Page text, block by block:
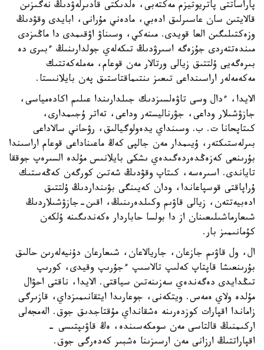
پاراساتتى پاتريوتيزم مەكتەبى، ەلدىكتى قادىرلەۋدىڭ نەگىزىن
قالايتىن سان عاسىرلىق ادەبي، مادەني مۇرانى، ابايدى وقۋدىڭ
وزەكتىلىگىن العا قويدى. مىنەكي، وسىناۋ اۋقىمدى دا ماڭىزدى
مىندەتتەردى جۇزەگە اسىرۋدىڭ تىكەلەي جولدارىنىڭ ءبىرى دە
بىرەگەيى ۇلتتىق زيالى ورتالار مەن قوعام، مەملەكەتتىك
مەكەمەلەر اراسىنداعى تىعىز ىنتىماقتاستىق پەن بايلانىستا.
الايدا، ءدال وسى تاۋەلسىزدىك جىلدارىندا عىلىم اكادەمياسى،
جازۋشىلار وداعى، جۋرناليستەر وداعى، تەاتر ۇجىمدارى،
كىتاپحانا ت. ب. وسىنداي يدەولوگيالىق، رۋحاني سالاداعى
بىرلەستىكتەر، ۇيىمدار مەن جالپى كەڭ ماعىناداعى قوعام اراسىندا
بۇرىنعى كەزەڭدەردەگىدەي ىشكى بايلانىس مۇلدە السىرەپ جوققا
تاياندى. اسىرەسە، كىتاپ وقۋدىڭ شەتىن كورگەن كەڭەستىك
ۇراپاقتى قوسپاعاندا، ودان كەيىنگى بۋىنداردىڭ ۇلتتىق
ادەبيەتتەن، زيالى قاۋىم وكىلدەرىنىڭ، اقىن-جازۋشىلاردىڭ
شىعارماشىلىعىنان از دا بولسا حاباردار ەكەندىگىنە ۇلكەن
كۇمانىمىز بار.
ال، ول قاۋىم جازعان، جاريالاعان، شىعارعان دۇنيەلەرىن حالىق
بۇرىنعىشا قاپتاپ كەلىپ تالاسىپ ءجۇرىپ وقيدى، كورىپ
تىڭدايدى دەگەندەي سەزىنەتىن سياقتى. الايدا، ناقتى احۋال
مۇلدە ولاي ەمەس. ويتكەنى، جوعارىدا ايتقانىمىزداي، قازىرگى
زاماندا اقپارات كوزدەرىنە ەشقانداي مۇقتاجدىق جوق. الەمجەلى
اركىمنىڭ قالتاسى مەن سومكەسىندە، ەڭ قاۋىپتىسى -
اقپاراتتىڭ ارزانى مەن ارسىزىنا ەشبىر كەدەرگى جوق.